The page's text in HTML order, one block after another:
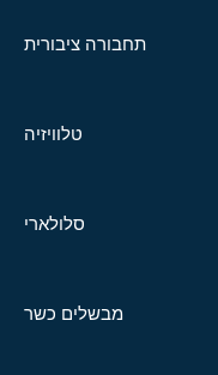
תחבורה ציבורית
טלוויזיה
סלולארי
מבשלים כשר